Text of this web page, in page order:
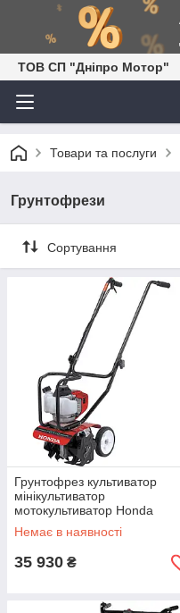
ТОВ СП "Дніпро Мотор"
Товари та послуги
Грунтофрези
Сортування
Грунтофрез культиватор
мінікультиватор
мотокультиватор Honda
(Хонда) FG110K2 DET
Немає в наявності
35 930 ₴